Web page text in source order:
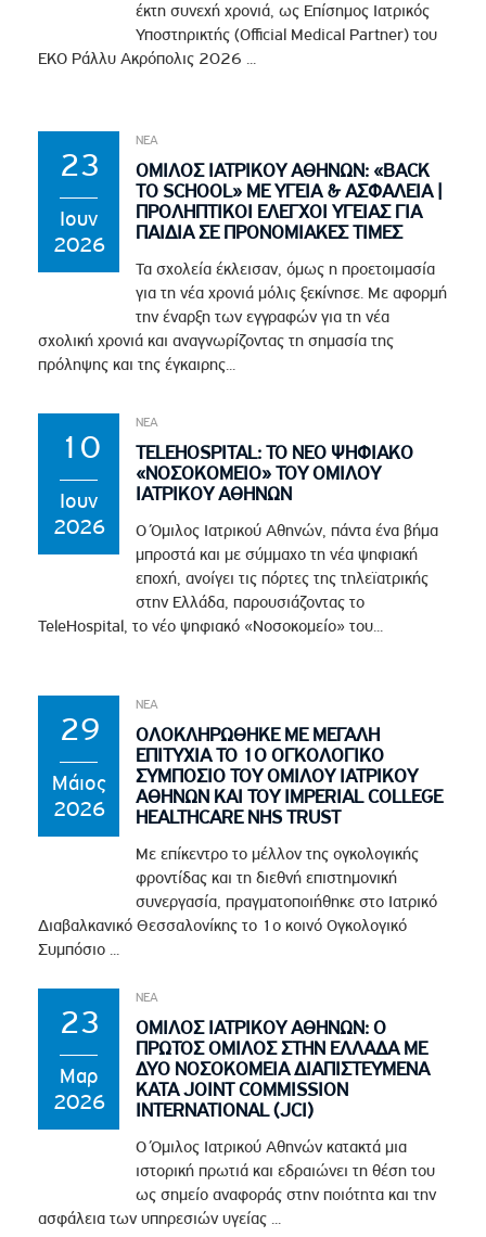
έκτη συνεχή χρονιά, ως Επίσημος Ιατρικός
Υποστηρικτής (Official Medical Partner) του
EKO Ράλλυ Ακρόπολις 2026 ...
23
Ιουν
2026
ΝΕΑ
ΟΜΙΛΟΣ ΙΑΤΡΙΚΟΥ ΑΘΗΝΩΝ: «BACK
TO SCHOOL» ΜΕ ΥΓΕΙΑ & ΑΣΦΑΛΕΙΑ |
ΠΡΟΛΗΠΤΙΚΟΙ ΕΛΕΓΧΟΙ ΥΓΕΙΑΣ ΓΙΑ
ΠΑΙΔΙΑ ΣΕ ΠΡΟΝΟΜΙΑΚΕΣ ΤΙΜΕΣ
Τα σχολεία έκλεισαν, όμως η προετοιμασία
για τη νέα χρονιά μόλις ξεκίνησε. Με αφορμή
την έναρξη των εγγραφών για τη νέα
σχολική χρονιά και αναγνωρίζοντας τη σημασία της
πρόληψης και της έγκαιρης...
10
Ιουν
2026
ΝΕΑ
TELEHOSPITAL: ΤΟ ΝΕΟ ΨΗΦΙΑΚΟ
«ΝΟΣΟΚΟΜΕΙΟ» ΤΟΥ ΟΜΙΛΟΥ
ΙΑΤΡΙΚΟΥ ΑΘΗΝΩΝ
Ο Όμιλος Ιατρικού Αθηνών, πάντα ένα βήμα
μπροστά και με σύμμαχο τη νέα ψηφιακή
εποχή, ανοίγει τις πόρτες της τηλεϊατρικής
στην Ελλάδα, παρουσιάζοντας το
TeleHospital, το νέο ψηφιακό «Νοσοκομείο» του...
29
Μάιος
2026
ΝΕΑ
ΟΛΟΚΛΗΡΩΘΗΚΕ ΜΕ ΜΕΓΑΛΗ
ΕΠΙΤΥΧΙΑ ΤΟ 1Ο ΟΓΚΟΛΟΓΙΚΟ
ΣΥΜΠΟΣΙΟ ΤΟΥ ΟΜΙΛΟΥ ΙΑΤΡΙΚΟΥ
ΑΘΗΝΩΝ ΚΑΙ ΤΟΥ IMPERIAL COLLEGE
HEALTHCARE NHS TRUST
Με επίκεντρο το μέλλον της ογκολογικής
φροντίδας και τη διεθνή επιστημονική
συνεργασία, πραγματοποιήθηκε στο Ιατρικό
Διαβαλκανικό Θεσσαλονίκης το 1ο κοινό Ογκολογικό
Συμπόσιο ...
23
Μαρ
2026
ΝΕΑ
ΟΜΙΛΟΣ ΙΑΤΡΙΚΟΥ ΑΘΗΝΩΝ: Ο
ΠΡΩΤΟΣ ΟΜΙΛΟΣ ΣΤΗΝ ΕΛΛΑΔΑ ΜΕ
ΔΥΟ ΝΟΣΟΚΟΜΕΙΑ ΔΙΑΠΙΣΤΕΥΜΕΝΑ
ΚΑΤΑ JOINT COMMISSION
INTERNATIONAL (JCI)
Ο Όμιλος Ιατρικού Αθηνών κατακτά μια
ιστορική πρωτιά και εδραιώνει τη θέση του
ως σημείο αναφοράς στην ποιότητα και την
ασφάλεια των υπηρεσιών υγείας ...